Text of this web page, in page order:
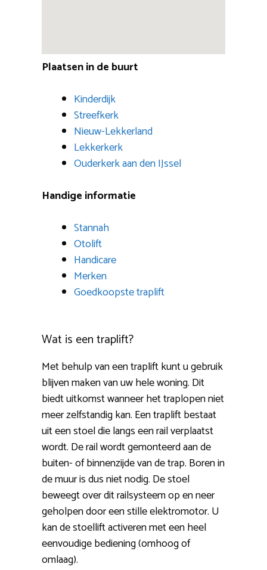
Plaatsen in de buurt
Kinderdijk
Streefkerk
Nieuw-Lekkerland
Lekkerkerk
Ouderkerk aan den IJssel
Handige informatie
Stannah
Otolift
Handicare
Merken
Goedkoopste traplift
Wat is een traplift?
Met behulp van een traplift kunt u gebruik
blijven maken van uw hele woning. Dit
biedt uitkomst wanneer het traplopen niet
meer zelfstandig kan. Een traplift bestaat
uit een stoel die langs een rail verplaatst
wordt. De rail wordt gemonteerd aan de
buiten- of binnenzijde van de trap. Boren in
de muur is dus niet nodig. De stoel
beweegt over dit railsysteem op en neer
geholpen door een stille elektromotor. U
kan de stoellift activeren met een heel
eenvoudige bediening (omhoog of
omlaag).